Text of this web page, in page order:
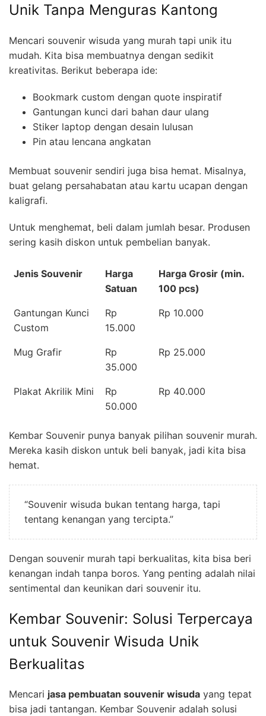
Unik Tanpa Menguras Kantong
Mencari souvenir wisuda yang murah tapi unik itu
mudah. Kita bisa membuatnya dengan sedikit
kreativitas. Berikut beberapa ide:
Bookmark custom dengan quote inspiratif
Gantungan kunci dari bahan daur ulang
Stiker laptop dengan desain lulusan
Pin atau lencana angkatan
Membuat souvenir sendiri juga bisa hemat. Misalnya,
buat gelang persahabatan atau kartu ucapan dengan
kaligrafi.
Untuk menghemat, beli dalam jumlah besar. Produsen
sering kasih diskon untuk pembelian banyak.
Jenis Souvenir
Harga
Satuan
Harga Grosir (min.
100 pcs)
Gantungan Kunci
Custom
Rp
15.000
Rp 10.000
Mug Grafir
Rp
35.000
Rp 25.000
Plakat Akrilik Mini
Rp
50.000
Rp 40.000
Kembar Souvenir punya banyak pilihan souvenir murah.
Mereka kasih diskon untuk beli banyak, jadi kita bisa
hemat.
“Souvenir wisuda bukan tentang harga, tapi
tentang kenangan yang tercipta.”
Dengan souvenir murah tapi berkualitas, kita bisa beri
kenangan indah tanpa boros. Yang penting adalah nilai
sentimental dan keunikan dari souvenir itu.
Kembar Souvenir: Solusi Terpercaya
untuk Souvenir Wisuda Unik
Berkualitas
Mencari jasa pembuatan souvenir wisuda yang tepat
bisa jadi tantangan. Kembar Souvenir adalah solusi